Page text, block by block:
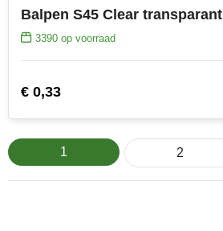
Balpen S45 Clear transparant
3390op voorraad
€ 0,33
1 2